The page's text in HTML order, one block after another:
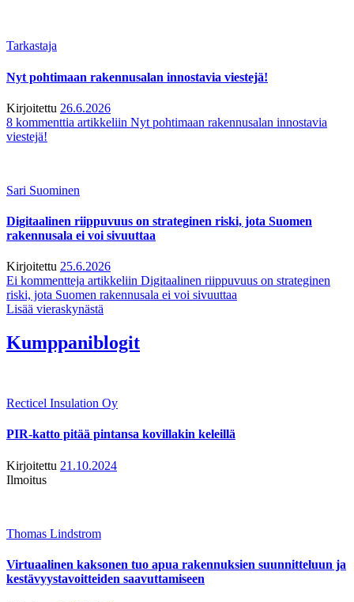
Tarkastaja
Nyt pohtimaan rakennusalan innostavia viestejä!
Kirjoitettu 26.6.2026
8 kommenttia artikkeliin Nyt pohtimaan rakennusalan innostavia
viestejä!
Sari Suominen
Digitaalinen riippuvuus on strateginen riski, jota Suomen
rakennusala ei voi sivuuttaa
Kirjoitettu 25.6.2026
Ei kommentteja artikkeliin Digitaalinen riippuvuus on strateginen
riski, jota Suomen rakennusala ei voi sivuuttaa
Lisää vieraskynästä
Kumppaniblogit
Recticel Insulation Oy
PIR-katto pitää pintansa kovillakin keleillä
Kirjoitettu 21.10.2024
Ilmoitus
Thomas Lindstrom
Virtuaalinen kaksonen tuo apua rakennuksien suunnitteluun ja
kestävyystavoitteiden saavuttamiseen